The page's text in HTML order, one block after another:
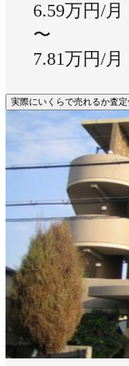
6.59万円/月
〜
7.81万円/月
実際にいくらで売れるか査